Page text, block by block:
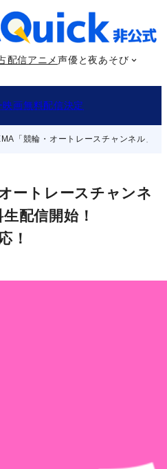
配信アニメ声優と夜あそび
画無料配信決定
「競輪・オートレースチャンネル」
ートレースチャンネ
配信開始！
！